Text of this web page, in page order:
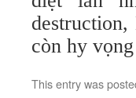
còn hy
This entry was